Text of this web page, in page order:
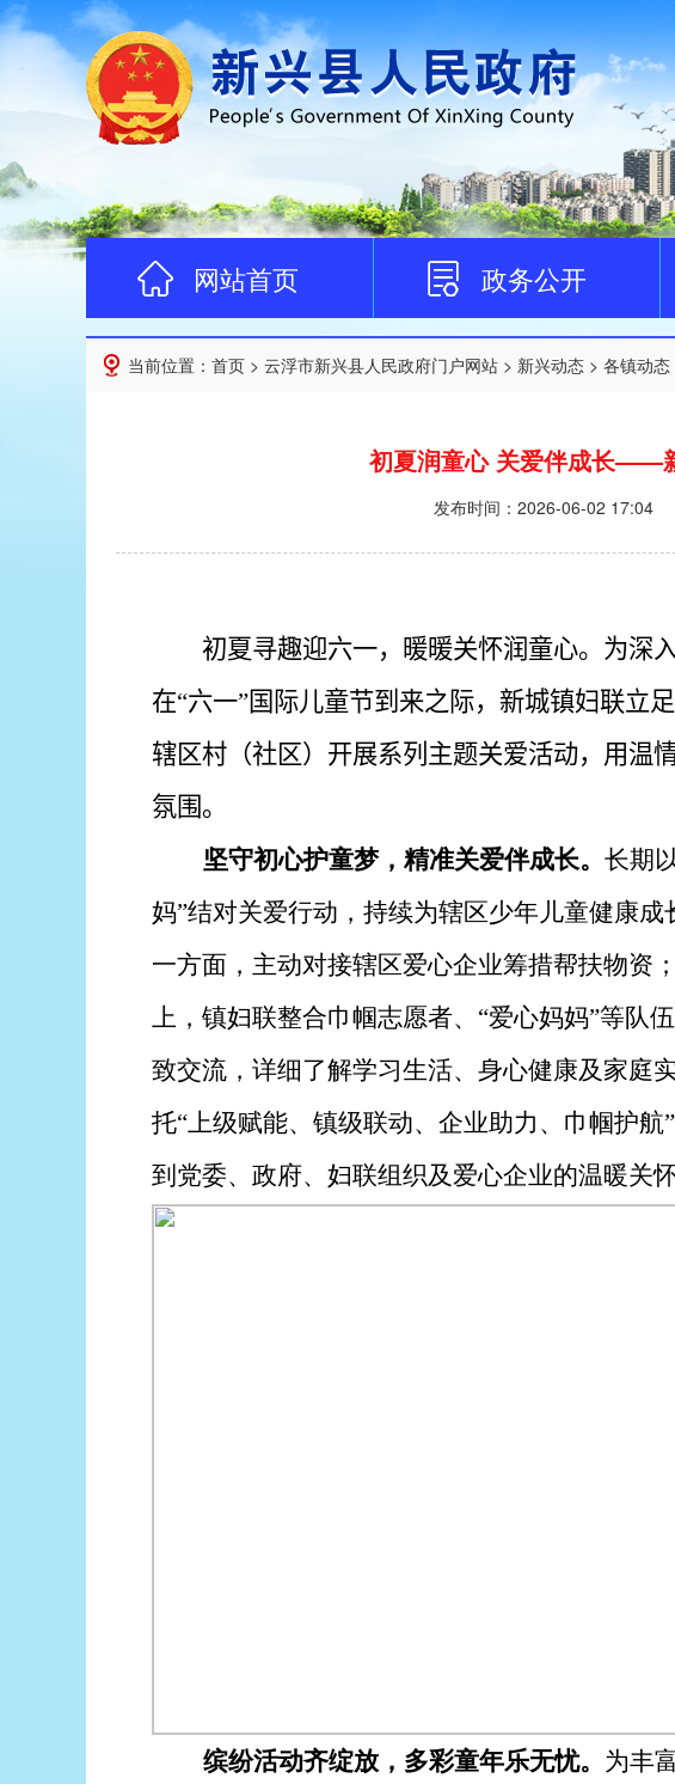
网站首页 政务公开
当前位置： 首页 > 云浮市新兴县人民政府门户网站 > 新兴动态 > 各镇动态
初夏润童心 关爱伴成长——
发布时间： 2026-06-02 17:04
初夏寻趣迎六一，暖暖关怀润童心。为深
在“六一”国际儿童节到来之际，新城镇妇联立
辖区村（社区）开展系列主题关爱活动，用温
氛围。
坚守初心护童梦，精准关爱伴成长。长期
妈”结对关爱行动，持续为辖区少年儿童健康
一方面，主动对接辖区爱心企业筹措帮扶物资
上，镇妇联整合巾帼志愿者、“爱心妈妈”等队
致交流，详细了解学习生活、身心健康及家庭
托“上级赋能、镇级联动、企业助力、巾帼护
到党委、政府、妇联组织及爱心企业的温暖关怀
缤纷活动齐绽放，多彩童年乐无忧。 为丰